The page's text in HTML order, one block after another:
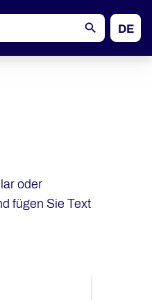
DE
EN
oder
fügen Sie Text